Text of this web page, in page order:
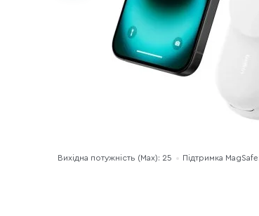
Вихідна потужність (Max): 25 Підтримка